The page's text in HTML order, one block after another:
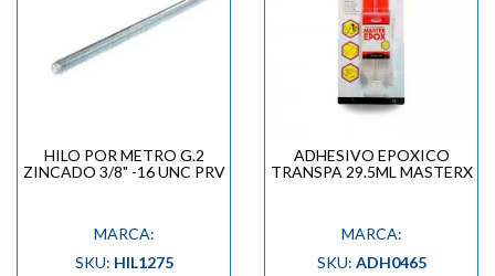
HILO POR METRO G.2
ZINCADO 3/8" -16 UNC PRV
MARCA:
SKU: HIL1275
ADHESIVO EPOXICO
TRANSPA 29.5ML MASTERX
MARCA:
SKU: ADH0465